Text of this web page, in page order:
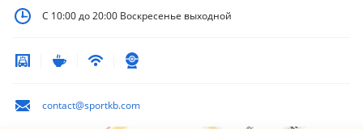
С 10:00 до 20:00 Воскресенье выходной
contact@sportkb.com